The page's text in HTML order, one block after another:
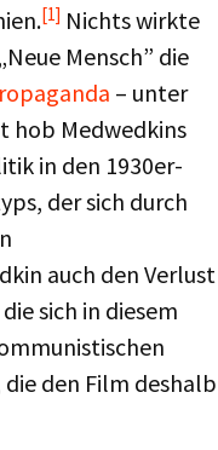
[1] Nichts wirkte
Mensch” die
– unter
hob Medwedkins
in den 1930er-
der sich durch
auch den Verlust
sich in diesem
den Film deshalb